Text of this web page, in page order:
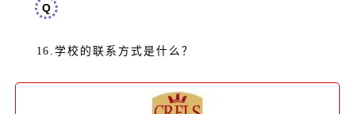
Q
16. 学校的联系方式是什么 ？